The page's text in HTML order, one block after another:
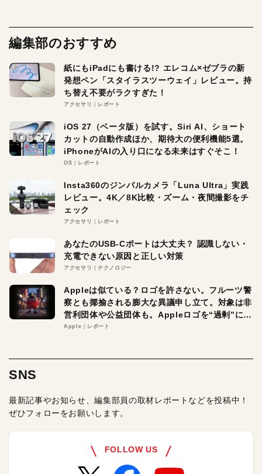
編集部のおすすめ
紙にもiPadにも書ける!? エレコム×ゼブラの新
発想ペン「スタイラスツーウェイ」レビュー。持
ち替え不要がラクすぎた！
アクセサリ レポート
iOS 27（ベータ版）を試す。Siri AI、ショート
カットの自動作成ほか、期待大の便利機能5選。
iPhoneがAIの入り口になる未来はすぐそこ！
OS レポート
Insta360のジンバルカメラ「Luna Ultra」実践
レビュー。4K／8K比較・ズーム・夜間撮影をチ
ェック
アクセサリ レポート
あなたのUSB-Cポートは大丈夫？ 認識しない・
充電できない原因と正しい対策
アクセサリ テクノロジー
Appleは似ている？ロゴを許さない。フルーツ警
察とも揶揄される膨大な異議申し立て。対象は非
営利団体や公益団体も。Appleロゴを“過剰”に守
る理由とは
Apple レポート
SNS
最新記事やお知らせ、編集部員の取材レポートなどを投稿中！
ぜひフォローをお願いします。
FOLLOW US